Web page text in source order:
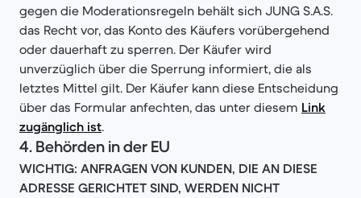
gegen die Moderationsregeln behält sich JUNG S.A.S.
das Recht vor, das Konto des Käufers vorübergehend
oder dauerhaft zu sperren. Der Käufer wird
unverzüglich über die Sperrung informiert, die als
letztes Mittel gilt. Der Käufer kann diese Entscheidung
über das Formular anfechten, das unter diesem Link
zugänglich ist.
4. Behörden in der EU
WICHTIG: ANFRAGEN VON KUNDEN, DIE AN DIESE
ADRESSE GERICHTET SIND, WERDEN NICHT